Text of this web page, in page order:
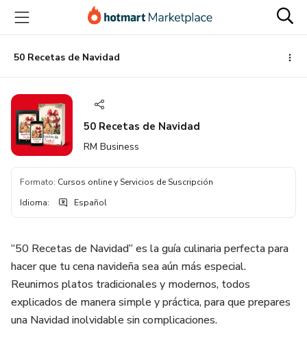
principal
página
de
página
50 Recetas de Navidad
50 Recetas de Navidad
RM Business
Formato: Cursos online y Servicios de Suscripción
Idioma: Español
“50 Recetas de Navidad” es la guía culinaria perfecta para
hacer que tu cena navideña sea aún más especial.
Reunimos platos tradicionales y modernos, todos
explicados de manera simple y práctica, para que prepares
una Navidad inolvidable sin complicaciones.